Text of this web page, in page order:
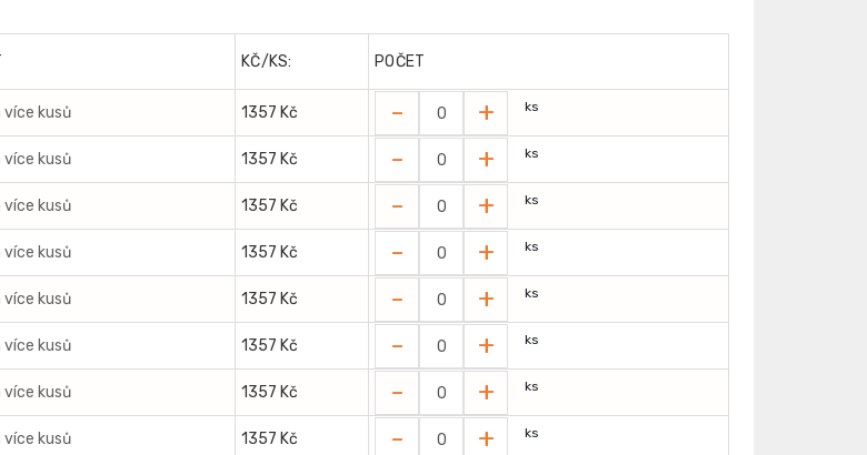
KČ/KS: POČET
více kusů 1357 Kč - + ks
více kusů 1357 Kč - + ks
více kusů 1357 Kč - + ks
více kusů 1357 Kč - + ks
více kusů 1357 Kč - + ks
více kusů 1357 Kč - + ks
více kusů 1357 Kč - + ks
více kusů 1357 Kč - + ks